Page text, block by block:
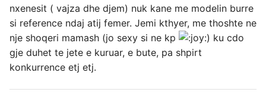
nxenesit ( vajza dhe djem) nuk kane me modelin burre
si reference ndaj atij femer. Jemi kthyer, me thoshte ne
nje shoqeri mamash (jo sexy si ne kp
) ku cdo
gje duhet te jete e kuruar, e bute, pa shpirt
konkurrence etj etj.